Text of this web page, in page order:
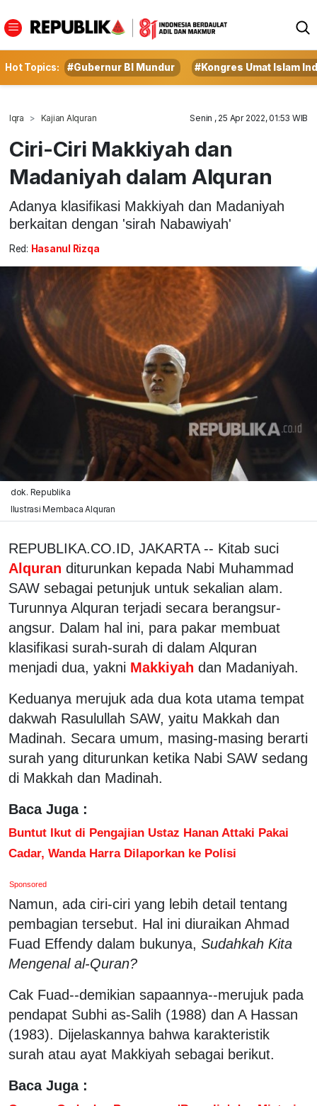
Hot Topics: #Gubernur BI Mundur #Kongres Umat Islam
Iqra Kajian Alquran Senin , 25 Apr 2022, 01:53 WIB
Ciri-Ciri Makkiyah dan
Madaniyah dalam Alquran
Adanya klasifikasi Makkiyah dan Madaniyah
berkaitan dengan 'sirah Nabawiyah'
Red: Hasanul Rizqa
dok. Republika
Ilustrasi Membaca Alquran
REPUBLIKA.CO.ID, JAKARTA -- Kitab suci
Alquran diturunkan kepada Nabi Muhammad
SAW sebagai petunjuk untuk sekalian alam.
Turunnya Alquran terjadi secara berangsur-
angsur. Dalam hal ini, para pakar membuat
klasifikasi surah-surah di dalam Alquran
menjadi dua, yakni Makkiyah dan Madaniyah.
Keduanya merujuk ada dua kota utama tempat
dakwah Rasulullah SAW, yaitu Makkah dan
Madinah. Secara umum, masing-masing berarti
surah yang diturunkan ketika Nabi SAW sedang
di Makkah dan Madinah.
Baca Juga :
Buntut Ikut di Pengajian Ustaz Hanan Attaki Pakai
Cadar, Wanda Harra Dilaporkan ke Polisi
Sponsored
Namun, ada ciri-ciri yang lebih detail tentang
pembagian tersebut. Hal ini diuraikan Ahmad
Fuad Effendy dalam bukunya, Sudahkah Kita
Mengenal al-Quran?
Cak Fuad--demikian sapaannya--merujuk pada
pendapat Subhi as-Salih (1988) dan A Hassan
(1983). Dijelaskannya bahwa karakteristik
surah atau ayat Makkiyah sebagai berikut.
Baca Juga :